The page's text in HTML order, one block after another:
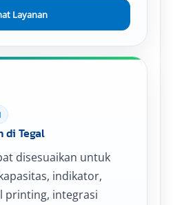
Layanan
di Tegal
disesuaikan untuk
indikator,
printing, integrasi